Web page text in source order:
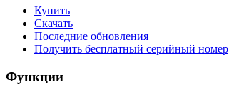
Купить
Скачать
Последние обновления
Получить бесплатный серийный номер
Функции